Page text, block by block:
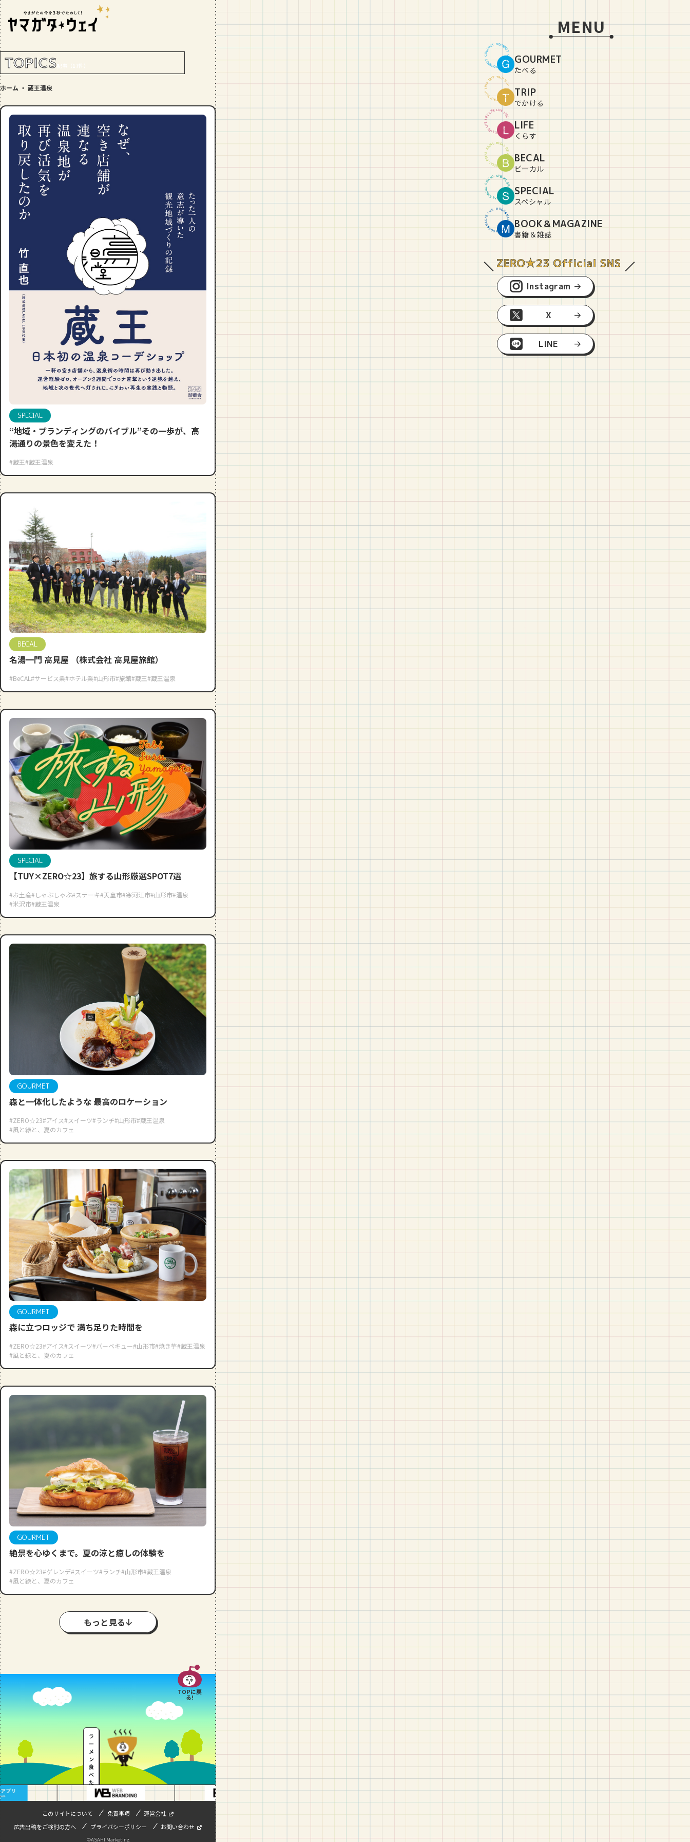
RANKING!
おすすめ！山形のそば【23選】地元民
の人気ランキング付！～日刊ヤマガタ
ウェイが厳選
GOURMET
【お肉をやわらかくする方法10選】結
局何が効果的？～おすすめのお取り寄
【写真付き】山寺の階段はきつい？階
段数や所要時間をご紹介！
GOURMET
山形のおすすめパン屋さん【26選】地
元民が選ぶランキングBEST５付き！
_vol.1
MENU
GOURME
T
G
O
U
R
M
E
T
G
O
U
R
M
E
T
G
O
U
RMET
GOURMET
たべる
TRIPT
RI
P
T
R
P
T
R
T
R
I
P
T
R
I
P
T
R
I
P
T
RIP
TRIP
でかける
LIFEL
IF
E
L
F
L
I
FE
F
E
L
I
F
E
L
I
F
E
L
IF
E
LIFE
LIFE
くらす
BECA
L
BE
C
A
L
B
E
C
A
B
E
C
A
L
B
E
C
A
L
BE
CAL
BECAL
ビーカル
SPECI
A
L
SP
E
C
A
L
S
P
CI
A
L
S
P
E
C
I
A
L
SP
E
CIAL
SPECIAL
スペシャル
BOOK
&M
A
G
A
Z
I
N
E
B
O
O
K
&
M
A
G
A
Z
I
NE
BOOK＆MAGAZINE
書籍＆雑誌
Instagram
X
LINE
TOPICS記事（17件）
ホーム ・ 蔵王温泉
SPECIAL
“地域・ブランディングのバイブル”その一歩が、高
湯通りの景色を変えた！
#蔵王#蔵王温泉
BECAL
名湯一門 高見屋 （株式会社 高見屋旅館）
#BeCAL #サービス業#ホテル業#山形市#旅館#蔵王#蔵王温泉
SPECIAL
【TUY×ZERO☆23】旅する山形厳選SPOT7選
#お土産#しゃぶしゃぶ#ステーキ#天童市#寒河江市#山形市#温泉
#米沢市#蔵王温泉
GOURMET
森と一体化したような 最高のロケーション
#ZERO☆23#アイス#スイーツ#ランチ#山形市#蔵王温泉
#風と緑と、夏のカフェ
GOURMET
森に立つロッジで 満ち足りた時間を
#ZERO☆23#アイス#スイーツ#バーベキュー#山形市#焼き芋#蔵王温泉
#風と緑と、夏のカフェ
GOURMET
絶景を心ゆくまで。夏の涼と癒しの体験を
#ZERO☆23#ゲレンデ#スイーツ#ランチ#山形市#蔵王温泉
#風と緑と、夏のカフェ
もっと見る
TOPに戻
る!
ラ
ー
メ
ン
食
べ
た
このサイトについて 免責事項
運営会社
広告出稿をご検討の方へ
プライバシーポリシー お問い合わせ
©ASAHI Marketing